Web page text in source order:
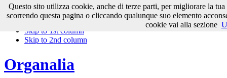
Skip to content
Skip to main navigation
Skip to 1st column
Skip to 2nd column
Organalia
Questo sito utilizza cookie, anche di terze parti, per migliorare la
scorrendo questa pagina o cliccando qualunque suo elemento
cookie vai alla sezione